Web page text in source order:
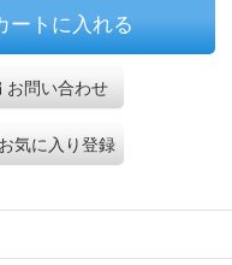
ートに入れる
お問い合わせ
お気に入り登録